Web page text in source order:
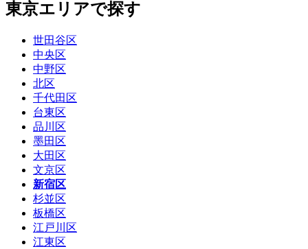
東京エリアで探す
世田谷区
中央区
中野区
北区
千代田区
台東区
品川区
墨田区
大田区
文京区
新宿区
杉並区
板橋区
江戸川区
江東区